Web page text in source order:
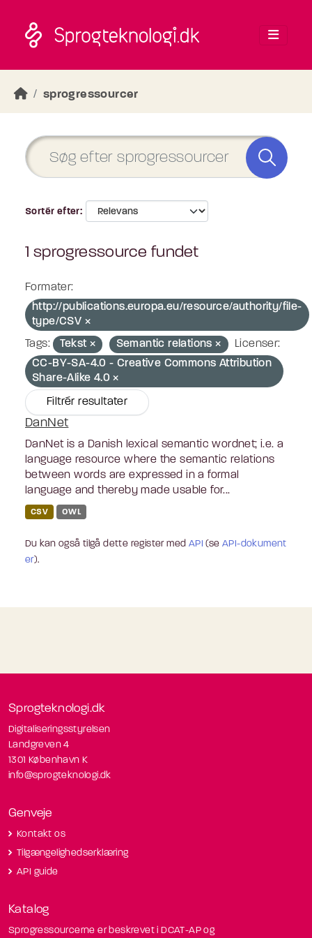
sprogressourcer
Sortér efter
1 sprogressource fundet
Formater:
http://publications.europa.eu/resource/authority/file-
type/CSV
Tags:
Tekst Semantic relations
Licenser:
CC-BY-SA-4.0 - Creative Commons Attribution
Share-Alike 4.0
Filtrér resultater
DanNet
DanNet is a Danish lexical semantic wordnet; i.e. a
language resource where the semantic relations
between words are expressed in a formal
language and thereby made usable for...
CSV OWL
Du kan også tilgå dette register med API (seAPI-dokument
er).
Sprogteknologi.dk
Digitaliseringsstyrelsen
Landgreven 4
1301 København K
info@sprogteknologi.dk
Genveje
Kontakt os
Tilgængelighedserklæring
API guide
Katalog
Sprogressourcerne er beskrevet i DCAT-AP og